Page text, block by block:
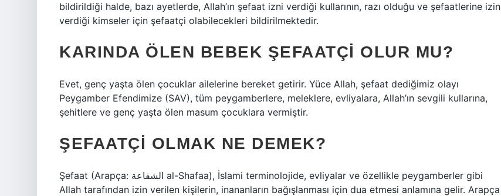
bildirildiği halde, bazı ayetlerde, Allah’ın şefaat izni verdiği kullarının, razı olduğu ve şefaatlerine izin
verdiği kimseler için şefaatçi olabilecekleri bildirilmektedir.
KARINDA ÖLEN BEBEK ŞEFAATÇI OLUR MU?
Evet, genç yaşta ölen çocuklar ailelerine bereket getirir. Yüce Allah, şefaat dediğimiz olayı
Peygamber Efendimize (SAV), tüm peygamberlere, meleklere, evliyalara, Allah’ın sevgili kullarına,
şehitlere ve genç yaşta ölen masum çocuklara vermiştir.
ŞEFAATÇI OLMAK NE DEMEK?
Şefaat (Arapça: الشفاعة al-Shafaa), İslami terminolojide, evliyalar ve özellikle peygamberler gibi
Allah tarafından izin verilen kişilerin, inananların bağışlanması için dua etmesi anlamına gelir. Arapça